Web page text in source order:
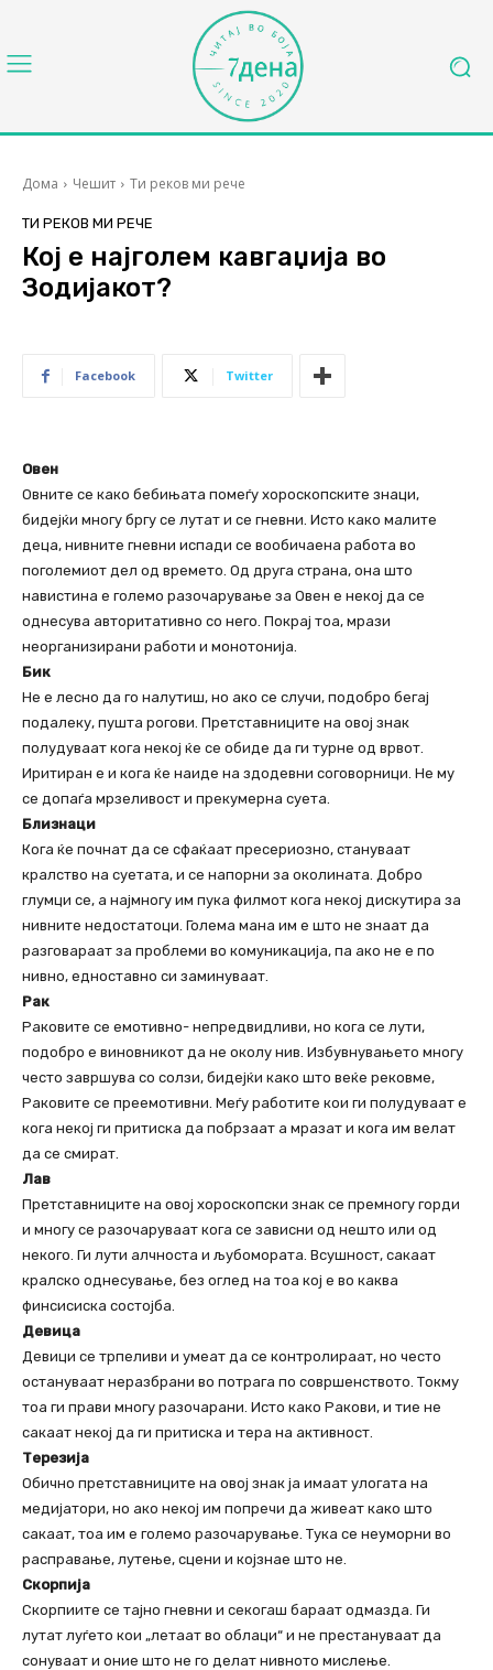
Дома Чешит Ти реков ми рече
ТИ РЕКОВ МИ РЕЧЕ
Кој е најголем кавгаџија во
Зодијакот?
Facebook Twitter
Овен
Овните се како бебињата помеѓу хороскопските знаци,
бидејќи многу бргу се лутат и се гневни. Исто како малите
деца, нивните гневни испади се вообичаена работа во
поголемиот дел од времето. Од друга страна, она што
навистина е големо разочарување за Овен е некој да се
однесува авторитативно со него. Покрај тоа, мрази
неорганизирани работи и монотонија.
Бик
Не е лесно да го налутиш, но ако се случи, подобро бегај
подалеку, пушта рогови. Претставниците на овој знак
полудуваат кога некој ќе се обиде да ги турне од врвот.
Иритиран е и кога ќе наиде на здодевни соговорници. Не му
се допаѓа мрзеливост и прекумерна суета.
Близнаци
Кога ќе почнат да се сфаќаат пресериозно, стануваат
кралство на суетата, и се напорни за околината. Добро
глумци се, а најмногу им пука филмот кога некој дискутира за
нивните недостатоци. Голема мана им е што не знаат да
разговараат за проблеми во комуникација, па ако не е по
нивно, едноставно си заминуваат.
Рак
Раковите се емотивно- непредвидливи, но кога се лути,
подобро е виновникот да не околу нив. Избувнувањето многу
често завршува со солзи, бидејќи како што веќе рековме,
Раковите се преемотивни. Меѓу работите кои ги полудуваат е
кога некој ги притиска да побрзаат а мразат и кога им велат
да се смират.
Лав
Претставниците на овој хороскопски знак се премногу горди
и многу се разочаруваат кога се зависни од нешто или од
некого. Ги лути алчноста и љубомората. Всушност, сакаат
кралско однесување, без оглед на тоа кој е во каква
финсисиска состојба.
Девица
Девици се трпеливи и умеат да се контролираат, но често
остануваат неразбрани во потрага по совршенството. Токму
тоа ги прави многу разочарани. Исто како Ракови, и тие не
сакаат некој да ги притиска и тера на активност.
Терезија
Обично претставниците на овој знак ја имаат улогата на
медијатори, но ако некој им попречи да живеат како што
сакаат, тоа им е големо разочарување. Тука се неуморни во
расправање, лутење, сцени и којзнае што не.
Скорпија
Скорпиите се тајно гневни и секогаш бараат одмазда. Ги
лутат луѓето кои „летаат во облаци“ и не престануваат да
сонуваат и оние што не го делат нивното мислење.